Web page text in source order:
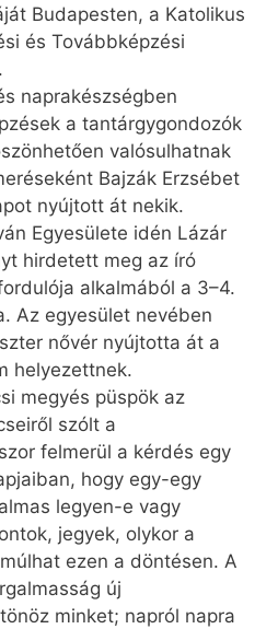
Budapesten, a Katolikus
és Továbbképzési
naprakészségben
a tantárgygondozók
valósulhatnak
Bajzák Erzsébet
nyújtott át nekik.
Egyesülete idén Lázár
hirdetett meg az író
alkalmából a 3–4.
Az egyesület nevében
nővér nyújtotta át a
helyezettnek.
megyés püspök az
szólt a
felmerül a kérdés egy
hogy egy-egy
legyen-e vagy
jegyek, olykor a
ezen a döntésen. A
új
minket; napról napra